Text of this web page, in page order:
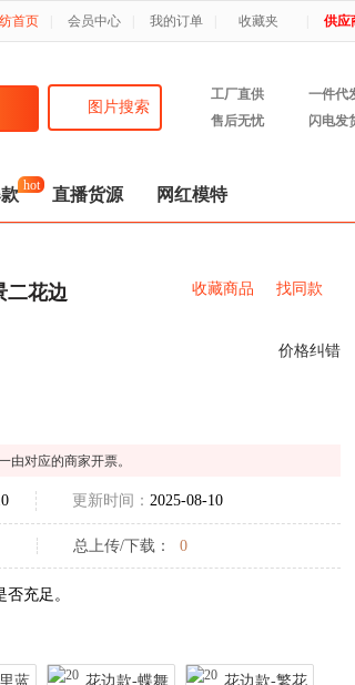
首页 会员中心 我的订单 收藏夹 供应
图片搜索
工厂直供
一件代
售后无忧
闪电发
hot 直播货源 网红模特
二花边
收藏商品 找同款
价格纠错
由对应的商家开票。
更新时间： 2025-08-10
总上传/下载： 0
否充足。
蓝 花边款-蝶舞 花边款-繁花